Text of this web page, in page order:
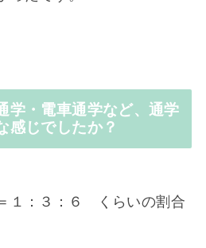
学・電車通学など、通学
感じでしたか？
１：３：６ くらいの割合